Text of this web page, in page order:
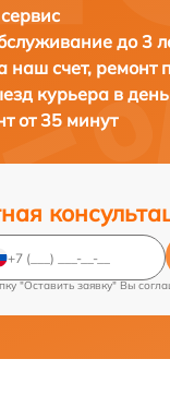
до 3
наш счет, ремонт
курьера в
от 35 минут
"Оставить заявку" Вы